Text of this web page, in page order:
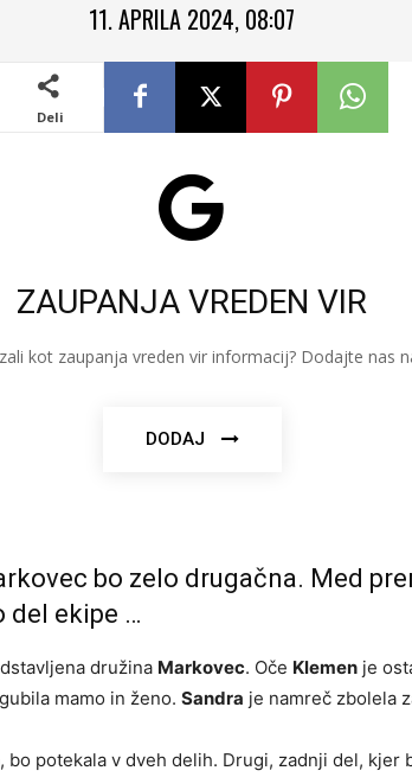
11. APRILA 2024, 08:07
Deli
ZAUPANJA VREDEN VIR
kot zaupanja vreden vir informacij? Dodajte nas
DODAJ
bo zelo drugačna. Med
del ekipe …
družina Markovec. Oče Klemen je
mamo in ženo. Sandra je namreč zbolela
potekala v dveh delih. Drugi, zadnji del, kjer